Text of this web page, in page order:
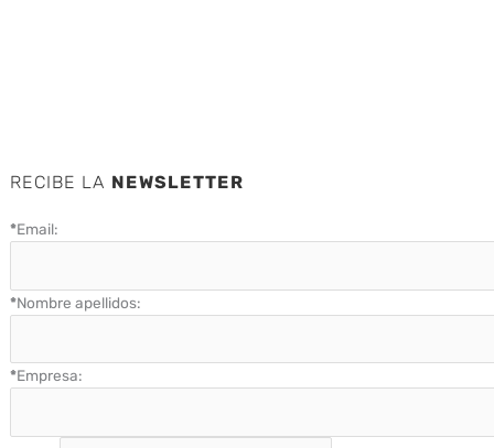
RECIBE LA NEWSLETTER
*Email:
*Nombre apellidos:
*Empresa: